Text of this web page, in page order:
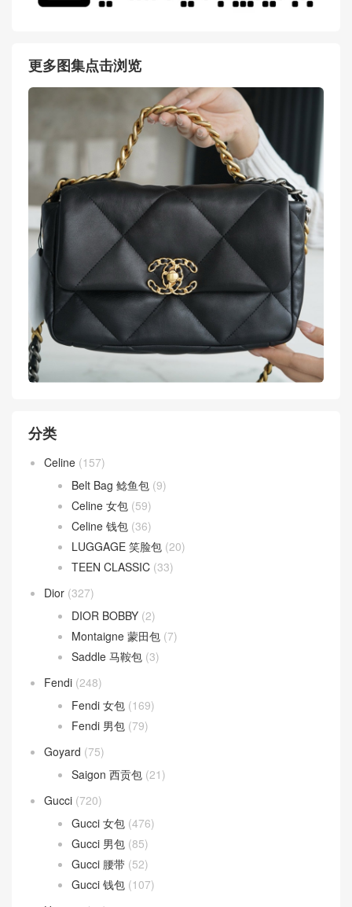
更多图集点击浏览
分类
Celine (157)
Belt Bag 鲶鱼包 (9)
Celine 女包 (59)
Celine 钱包 (36)
LUGGAGE 笑脸包 (20)
TEEN CLASSIC (33)
Dior (327)
DIOR BOBBY (2)
Montaigne 蒙田包 (7)
Saddle 马鞍包 (3)
Fendi (248)
Fendi 女包 (169)
Fendi 男包 (79)
Goyard (75)
Saigon 西贡包 (21)
Gucci (720)
Gucci 女包 (476)
Gucci 男包 (85)
Gucci 腰带 (52)
Gucci 钱包 (107)